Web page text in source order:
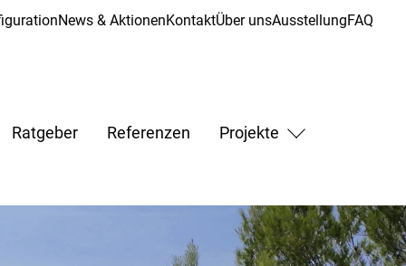
News & AktionenKontaktÜber unsAusstellungFAQ
Ratgeber Referenzen Projekte